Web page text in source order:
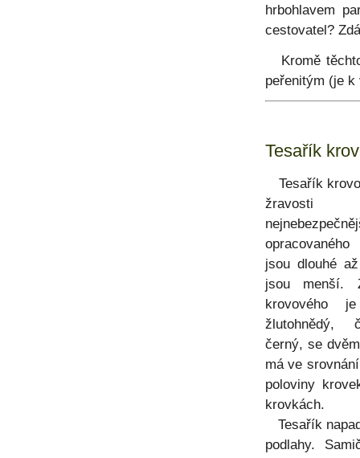
hrbohlavem
cestovatel?
Kromě
peřenitým (je
Tesařík
Tesařík
jsou dlouhé
jsou menší.
krovového
žlutohnědý,
černý, se
má ve
poloviny
krovkách.
Tesařík
podlahy.